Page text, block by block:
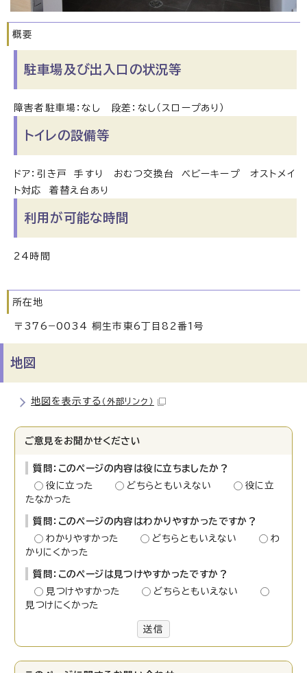
概要
駐車場及び出入口の状況等
障害者駐車場：なし 段差：なし（スロープあり）
トイレの設備等
ドア：引き戸 手すり おむつ交換台 ベビーキープ オストメイ
ト対応 着替え台あり
利用が可能な時間
24時間
所在地
〒376−0034 桐生市東6丁目82番1号
地図
地図を表示する （外部リンク）
ご意見をお聞かせください
質問：このページの内容は役に立ちましたか？
役に立った
どちらともいえない
役に立
たなかった
質問：このページの内容はわかりやすかったですか？
わかりやすかった
どちらともいえない
わ
かりにくかった
質問：このページは見つけやすかったですか？
見つけやすかった
どちらともいえない
見つけにくかった
送信